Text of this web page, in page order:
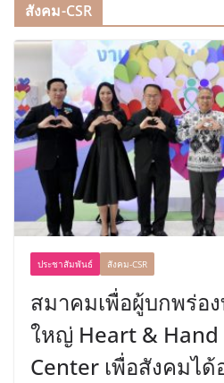
สังคม-CSR
ประชาสัมพันธ์ สังคม-CSR
สมาคมเพื่อผู้บกพร่อ
ใหญ่ Heart & Hand
Center เพื่อสังคมได้